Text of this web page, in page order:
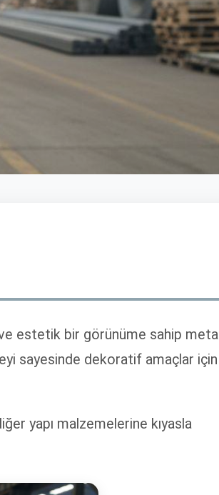
estetik bir görünüme sahip metal
sayesinde dekoratif amaçlar için
yapı malzemelerine kıyasla